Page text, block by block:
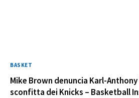
BASKET
Mike Brown denuncia Karl-
sconfitta dei Knicks – Basketball